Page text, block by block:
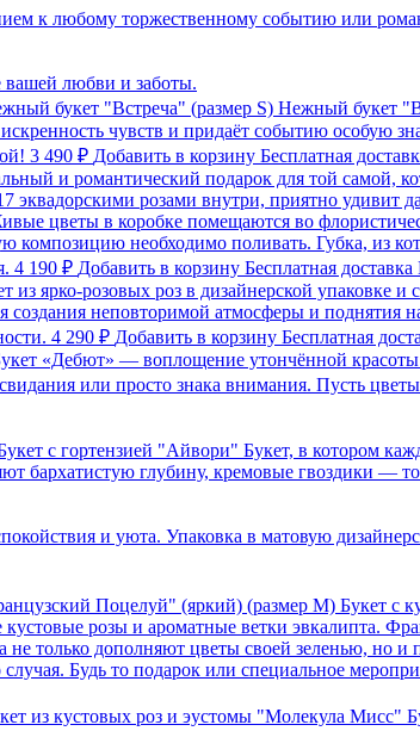
к любому торжественному событию или
вашей любви и заботы.
Нежный букет
чувств и придаёт событию особую
3 490 ₽ Добавить в корзину Бесплатная
и романтический подарок для той самой,
эквадорскими розами внутри, приятно удивит
цветы в коробке помещаются во
необходимо поливать. Губка, из
4 190 ₽ Добавить в корзину Бесплатная доставка
из ярко-розовых роз в дизайнерской упаковке
неповторимой атмосферы и
4 290 ₽ Добавить в корзину Бесплатная
«Дебют» — воплощение утончённой
или просто знака внимания. Пусть
с гортензией "Айвори" Букет, в котором
бархатистую глубину, кремовые гвоздики —
и уюта. Упаковка в матовую
Букет с
розы и ароматные ветки эвкалипта.
только дополняют цветы своей зеленью, но
Будь то подарок или специальное